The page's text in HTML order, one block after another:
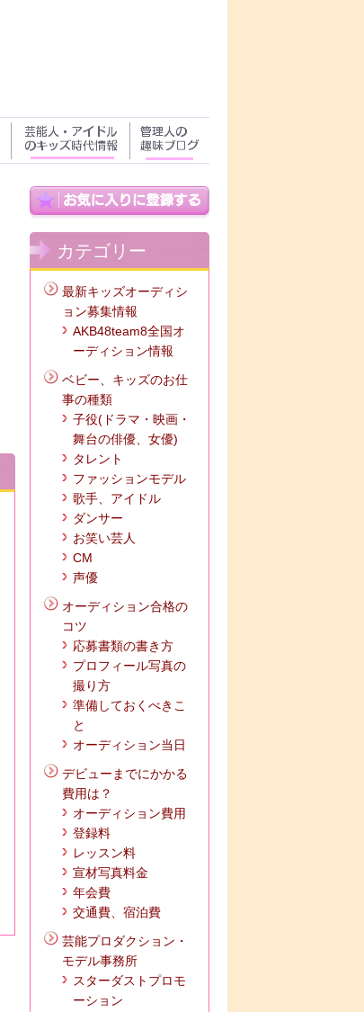
カテゴリー
最新キッズオーディシ
ョン募集情報
AKB48team8全国オ
ーディション情報
ベビー、キッズのお仕
事の種類
子役(ドラマ・映画・
舞台の俳優、女優)
タレント
ファッションモデル
歌手、アイドル
ダンサー
お笑い芸人
CM
声優
オーディション合格の
コツ
応募書類の書き方
プロフィール写真の
撮り方
準備しておくべきこ
と
オーディション当日
デビューまでにかかる
費用は？
オーディション費用
登録料
レッスン料
宣材写真料金
年会費
交通費、宿泊費
芸能プロダクション・
モデル事務所
スターダストプロモ
ーション